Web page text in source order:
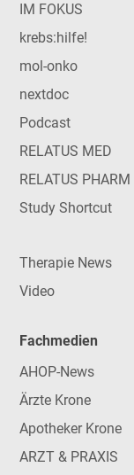
IM FOKUS
krebs:hilfe!
mol-onko
nextdoc
Podcast
RELATUS MED
RELATUS PHARM
Study Shortcut
Therapie News
Video
Fachmedien
AHOP-News
Ärzte Krone
Apotheker Krone
ARZT & PRAXIS